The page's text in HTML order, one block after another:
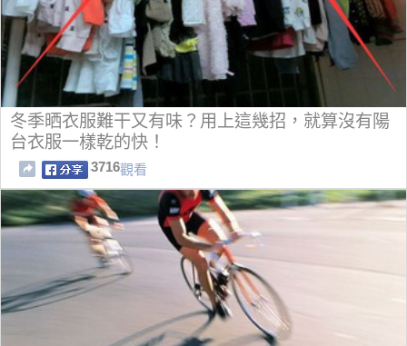
冬季晒衣服難干又有味？用上這幾招，就算沒有陽
台衣服一樣乾的快！
3716觀看